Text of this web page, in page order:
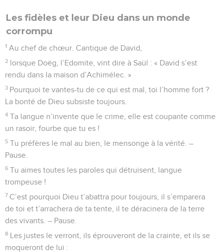
Les fidèles et leur Dieu dans un monde
corrompu
1 Au chef de chœur. Cantique de David,
2 lorsque Doëg, l’Edomite, vint dire à Saül : « David s’est
rendu dans la maison d’Achimélec. »
3 Pourquoi te vantes-tu de ce qui est mal, toi l’homme fort ?
La bonté de Dieu subsiste toujours.
4 Ta langue n’invente que le crime, elle est coupante comme
un rasoir, fourbe que tu es !
5 Tu préfères le mal au bien, le mensonge à la vérité. –
Pause.
6 Tu aimes toutes les paroles qui détruisent, langue
trompeuse !
7 C’est pourquoi Dieu t’abattra pour toujours, il s’emparera
de toi et t’arrachera de ta tente, il te déracinera de la terre
des vivants. – Pause.
8 Les justes le verront, ils éprouveront de la crainte, et ils se
moqueront de lui :